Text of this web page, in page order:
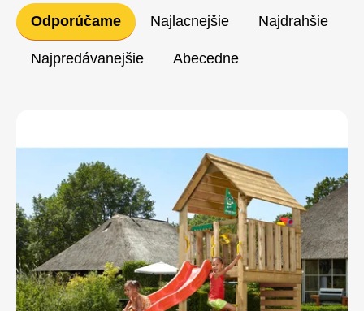
Radenie
produktov
Odporúčame Najlacnejšie Najdrahšie
Najpredávanejšie Abecedne
produktov